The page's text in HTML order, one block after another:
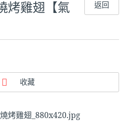
烤雞翅【氣
返回